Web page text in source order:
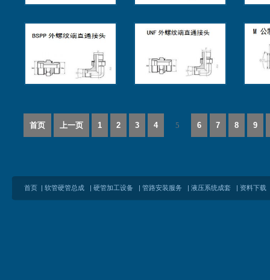
首页 上一页 1 2 3 4 5 6 7 8 9
首页 | 软管硬管总成 | 硬管加工设备 | 管路安装服务 | 液压系统成套 | 资料下载